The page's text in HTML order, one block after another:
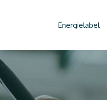
Energielabel